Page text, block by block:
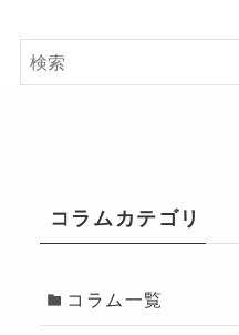
コラムカテゴリ
コラム一覧